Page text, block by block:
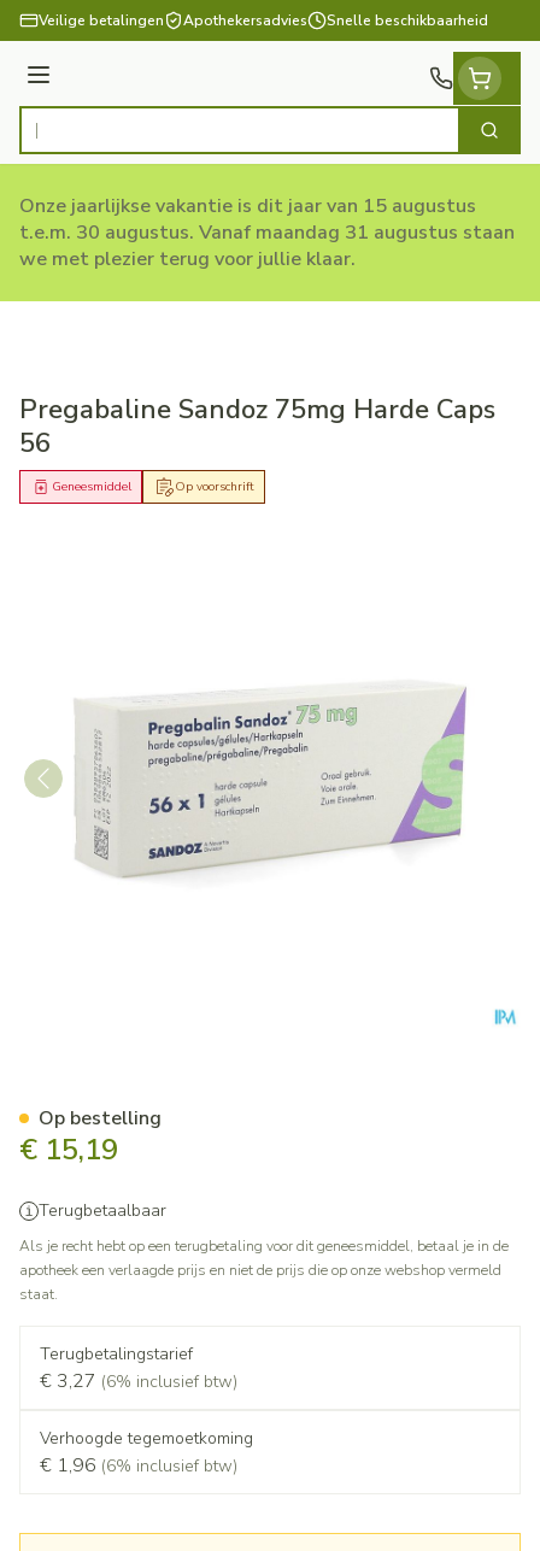
Ga naar de inhoud
Veilige betalingen Apothekersadvies Snelle beschikbaarheid
Menu
Product, merk, categorie... Zoek
Onze jaarlijkse vakantie is dit jaar van 15 augustus
t.e.m. 30 augustus. Vanaf maandag 31 augustus staan
we met plezier terug voor jullie klaar.
Pregabaline Sandoz 75mg Harde Caps
56
Op voorschrift
Geneesmiddel
€ 15,19
Terugbetaalbaar
Als je recht hebt op een terugbetaling voor dit geneesmiddel, betaal je in de
apotheek een verlaagde prijs en niet de prijs die op onze webshop vermeld
staat.
Terugbetalingstarief
€ 3,27 (6% inclusief btw)
Verhoogde tegemoetkoming
€ 1,96 (6% inclusief btw)
Op bestelling